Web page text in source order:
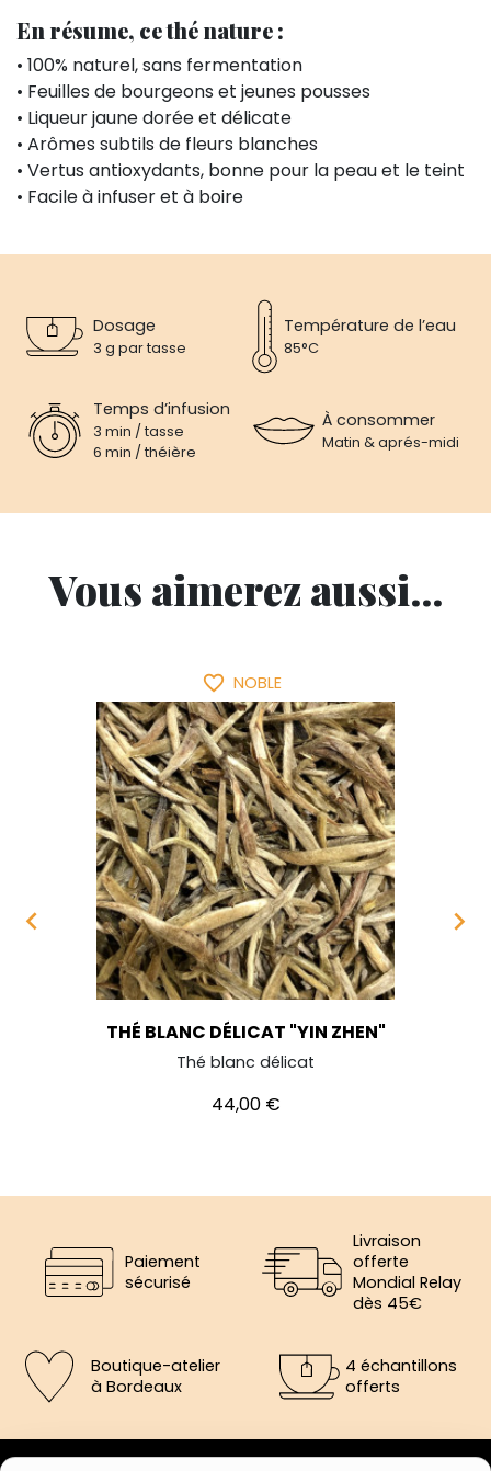
En résume, ce thé nature :
• 100% naturel, sans fermentation
• Feuilles de bourgeons et jeunes pousses
• Liqueur jaune dorée et délicate
• Arômes subtils de fleurs blanches
• Vertus antioxydants, bonne pour la peau et le teint
• Facile à infuser et à boire
Dosage
3 g par tasse
Température de l’eau
85°C
Temps d’infusion
3 min / tasse
6 min / théière
À consommer
Matin & aprés-midi
Vous aimerez aussi...

favorite_border NOBLE
THÉ BLANC DÉLICAT "YIN ZHEN"
Thé blanc délicat
Prix
44,00 €

Paiement
sécurisé
Livraison
offerte
Mondial Relay
dès 45€
Boutique-atelier
à Bordeaux
4 échantillons
offerts